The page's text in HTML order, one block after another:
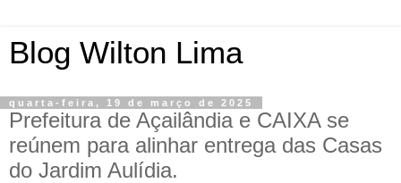
Blog Wilton Lima
quarta-feira, 19 de março de 2025
Prefeitura de Açailândia e CAIXA se
reúnem para alinhar entrega das Casas
do Jardim Aulídia.